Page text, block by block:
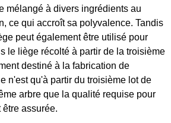
mélangé à divers ingrédients au
ce qui accroît sa polyvalence. Tandis
peut également être utilisé pour
le liège récolté à partir de la troisième
destiné à la fabrication de
n'est qu'à partir du troisième lot de
arbre que la qualité requise pour
assurée.